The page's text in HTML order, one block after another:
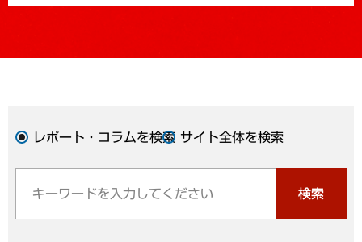
レポート・コラムを検索 サイト全体を検索
検索